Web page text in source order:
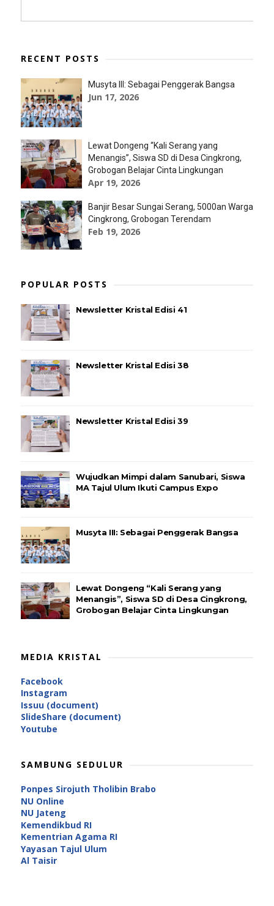
RECENT POSTS
Musyta III: Sebagai Penggerak Bangsa
Jun 17, 2026
Lewat Dongeng “Kali Serang yang
Menangis”, Siswa SD di Desa Cingkrong,
Grobogan Belajar Cinta Lingkungan
Apr 19, 2026
Banjir Besar Sungai Serang, 5000an Warga
Cingkrong, Grobogan Terendam
Feb 19, 2026
POPULAR POSTS
Newsletter Kristal Edisi 41
Newsletter Kristal Edisi 38
Newsletter Kristal Edisi 39
Wujudkan Mimpi dalam Sanubari, Siswa
MA Tajul Ulum Ikuti Campus Expo
Musyta III: Sebagai Penggerak Bangsa
Lewat Dongeng “Kali Serang yang
Menangis”, Siswa SD di Desa Cingkrong,
Grobogan Belajar Cinta Lingkungan
MEDIA KRISTAL
Facebook
Instagram
Issuu (document)
SlideShare (document)
Youtube
SAMBUNG SEDULUR
Ponpes Sirojuth Tholibin Brabo
NU Online
NU Jateng
Kemendikbud RI
Kementrian Agama RI
Yayasan Tajul Ulum
Al Taisir